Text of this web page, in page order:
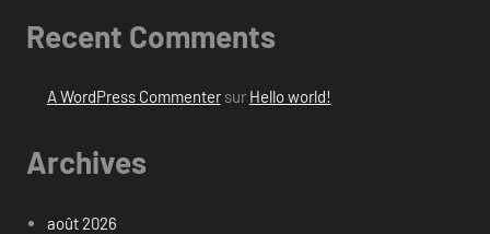
Recent Comments
A WordPress Commentersur Hello world!
Archives
août 2026